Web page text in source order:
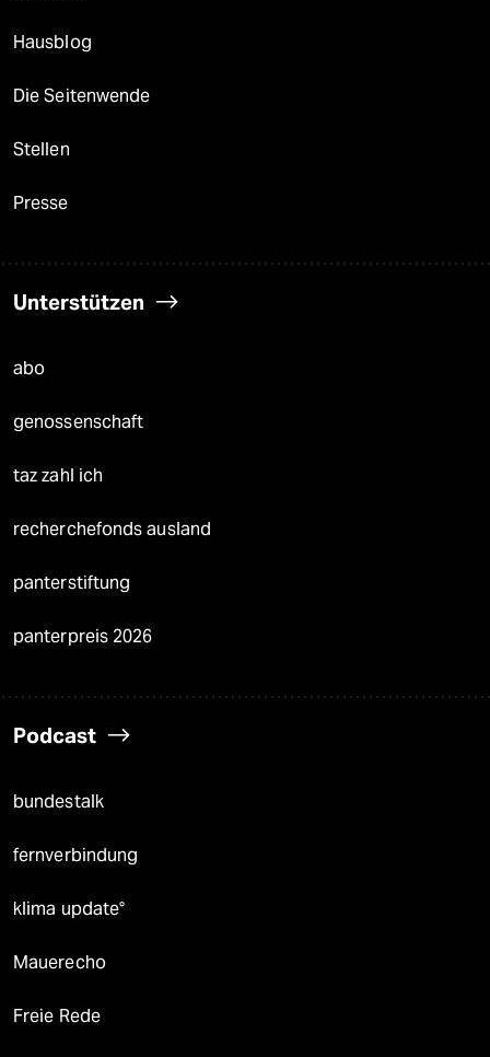
Hausblog
Die Seitenwende
Stellen
Presse
Unterstützen
abo
genossenschaft
taz zahl ich
recherchefonds ausland
panterstiftung
panterpreis 2026
Podcast
bundestalk
fernverbindung
klima update°
Mauerecho
Freie Rede